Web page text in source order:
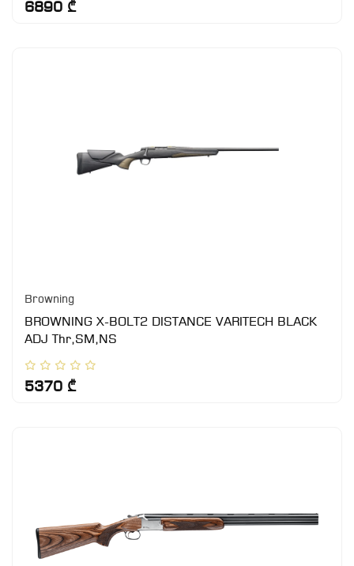
6890 ₾
Browning
BROWNING X-BOLT2 DISTANCE VARITECH BLACK
ADJ Thr,SM,NS
5370 ₾